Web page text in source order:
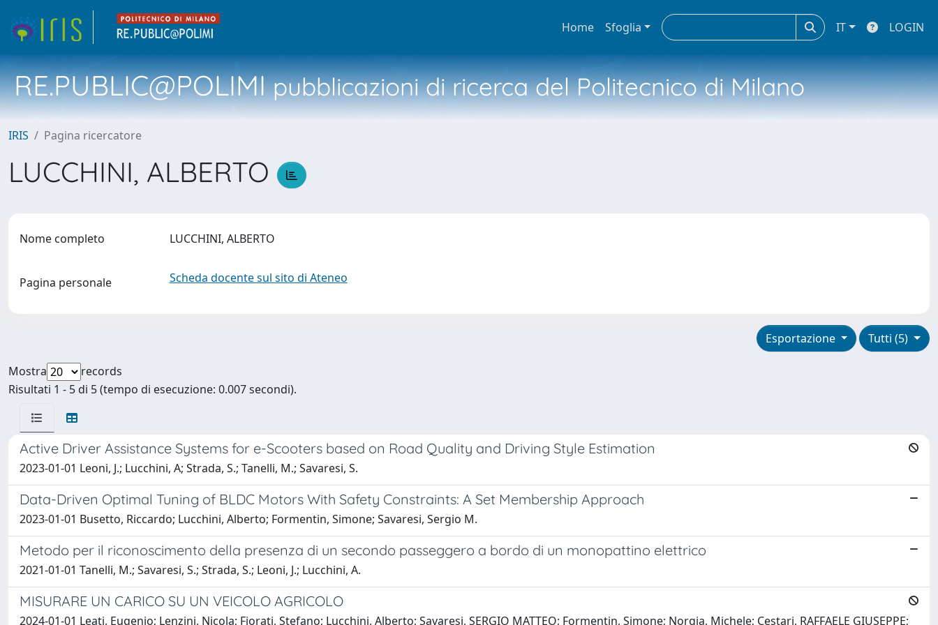
Home Sfoglia IT LOGIN
RE.PUBLIC@POLIMIpubblicazioni di ricerca del Politecnico di Milano
IRIS Pagina ricercatore
LUCCHINI, ALBERTO
Nome completo LUCCHINI, ALBERTO
Pagina personale Scheda docente sul sito di Ateneo
Tutti (5)
Esportazione
Mostra
records
Risultati 1 - 5 di 5 (tempo di esecuzione: 0.007 secondi).
Active Driver Assistance Systems for e-Scooters based on Road Quality and Driving Style Estimation
2023-01-01 Leoni, J.; Lucchini, A; Strada, S.; Tanelli, M.; Savaresi, S.
Data-Driven Optimal Tuning of BLDC Motors With Safety Constraints: A Set Membership Approach
2023-01-01 Busetto, Riccardo; Lucchini, Alberto; Formentin, Simone; Savaresi, Sergio M.
Metodo per il riconoscimento della presenza di un secondo passeggero a bordo di un monopattino elettrico
2021-01-01 Tanelli, M.; Savaresi, S.; Strada, S.; Leoni, J.; Lucchini, A.
MISURARE UN CARICO SU UN VEICOLO AGRICOLO
2024-01-01 Leati, Eugenio; Lenzini, Nicola; Fiorati, Stefano; Lucchini, Alberto; Savaresi, SERGIO MATTEO; Formentin, Simone; Norgia, Michele; Cestari, RAFFAELE GIUSEPPE;